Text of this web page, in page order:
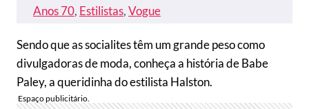
Anos 70, Estilistas, Vogue
Sendo que as socialites têm um grande peso como
divulgadoras de moda, conheça a história de Babe
Paley, a queridinha do estilista Halston.